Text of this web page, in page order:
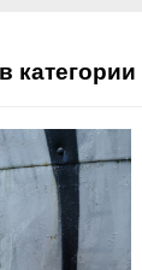
категории